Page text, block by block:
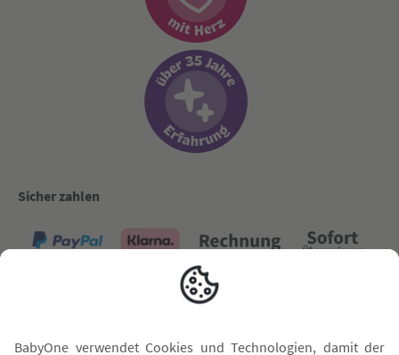
Sicher zahlen
Versand mit